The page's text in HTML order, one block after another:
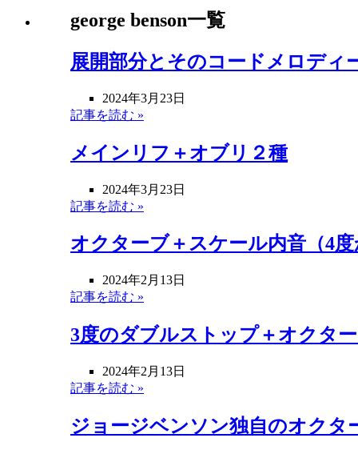
george benson一覧
展開部分とそのコードメロディ
2024年3月23日
記事を読む »
メインリフ＋オブリ２種
2024年3月23日
記事を読む »
オクターブ＋スケール内音（4度
2024年2月13日
記事を読む »
3度のダブルストップ＋オクタ
2024年2月13日
記事を読む »
ジョージベンソン独自のオクタ